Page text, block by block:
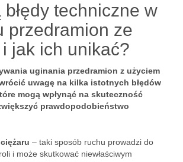
techniczne w
przedramion ze
jak ich unikać?
uginania przedramion z użyciem
uwagę na kilka istotnych błędów
mogą wpłynąć na skuteczność
prawdopodobieństwo
– taki sposób ruchu prowadzi do
i może skutkować niewłaściwym